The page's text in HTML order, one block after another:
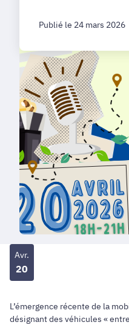
Publié le 24 mars 2026
Avr.
20
L’émergence récente de la
désignant des véhicules «